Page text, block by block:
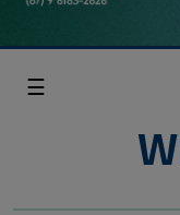
☰